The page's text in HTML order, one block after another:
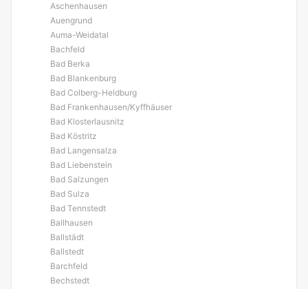
Aschenhausen
Auengrund
Auma-Weidatal
Bachfeld
Bad Berka
Bad Blankenburg
Bad Colberg-Heldburg
Bad Frankenhausen/Kyffhäuser
Bad Klosterlausnitz
Bad Köstritz
Bad Langensalza
Bad Liebenstein
Bad Salzungen
Bad Sulza
Bad Tennstedt
Ballhausen
Ballstädt
Ballstedt
Barchfeld
Bechstedt